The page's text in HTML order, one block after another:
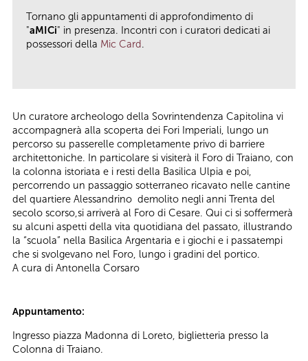
Tornano gli appuntamenti di approfondimento di
"aMICi" in presenza. Incontri con i curatori dedicati ai
possessori della Mic Card.
Un curatore archeologo della Sovrintendenza Capitolina vi
accompagnerà alla scoperta dei Fori Imperiali, lungo un
percorso su passerelle completamente privo di barriere
architettoniche. In particolare si visiterà il Foro di Traiano, con
la colonna istoriata e i resti della Basilica Ulpia e poi,
percorrendo un passaggio sotterraneo ricavato nelle cantine
del quartiere Alessandrino demolito negli anni Trenta del
secolo scorso,si arriverà al Foro di Cesare. Qui ci si soffermerà
su alcuni aspetti della vita quotidiana del passato, illustrando
la “scuola” nella Basilica Argentaria e i giochi e i passatempi
che si svolgevano nel Foro, lungo i gradini del portico.
A cura di Antonella Corsaro
Appuntamento:
Ingresso piazza Madonna di Loreto, biglietteria presso la
Colonna di Traiano.